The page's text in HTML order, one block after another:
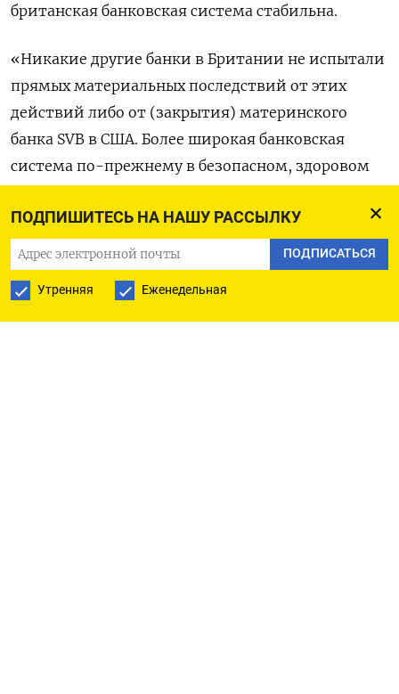
ПОДПИШИТЕСЬ НА НАШУ РАССЫЛКУ
ПОДПИСАТЬСЯ
Утренняя Еженедельная
британская банковская система стабильна.
«Никакие другие банки в Британии не испытали
прямых материальных последствий от этих
действий либо от (закрытия) материнского
банка SVB в США. Более широкая банковская
система по-прежнему в безопасном, здоровом
сообщил центробанк.
Оригинал сообщения на английском языке
доступен по коду: (Иэн Уизерс)